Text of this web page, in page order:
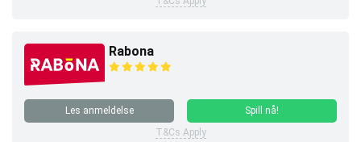
Rabona
Les anmeldelse
Spill nå!
T&Cs Apply